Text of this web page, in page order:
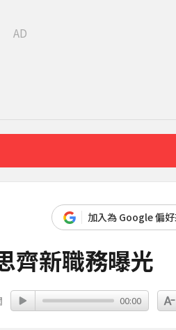
加入為 Google 偏
齊新職務曝光
00:00